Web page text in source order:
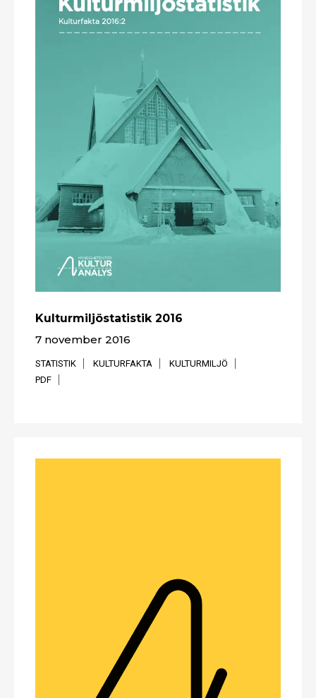
Kulturmiljöstatistik 2016
7 november 2016
STATISTIK KULTURFAKTA
KULTURMILJÖ
PDF